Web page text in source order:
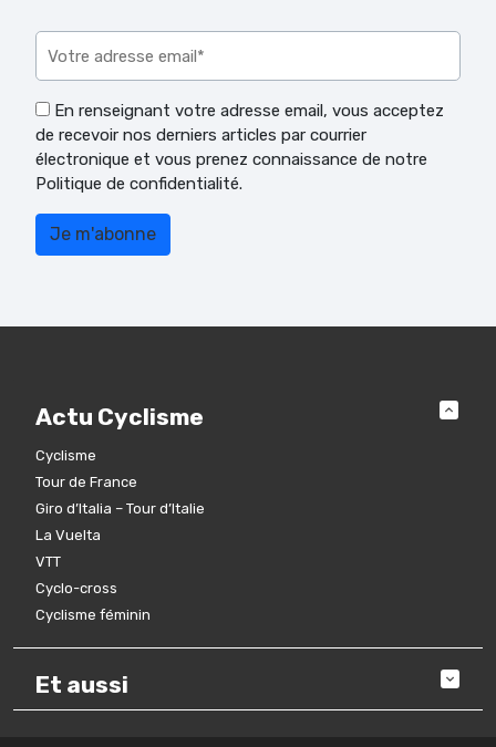
En renseignant votre adresse email, vous acceptez
de recevoir nos derniers articles par courrier
électronique et vous prenez connaissance de notre
Politique de confidentialité.
Actu Cyclisme
Cyclisme
Tour de France
Giro d’Italia – Tour d’Italie
La Vuelta
VTT
Cyclo-cross
Cyclisme féminin
Et aussi